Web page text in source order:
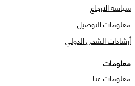
سياسة الارجاع
معلومات التوصيل
أرشادات الشحن الدولي
معلومات
معلومات عنا